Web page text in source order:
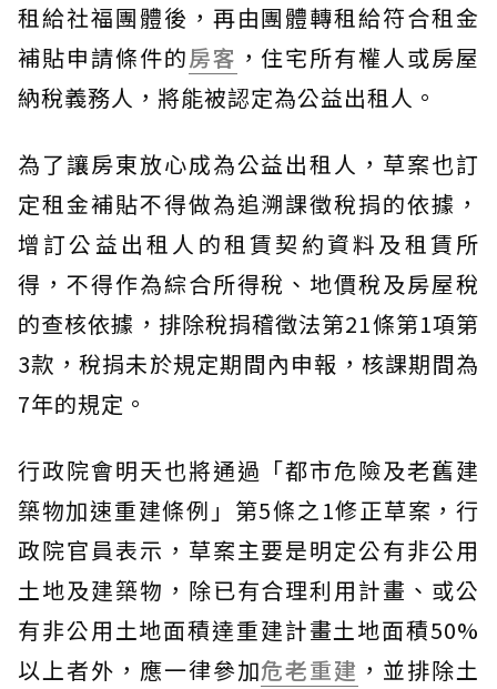
租給社福團體後，再由團體轉租給符合租金
補貼申請條件的房客 ，住宅所有權人或房屋
納稅義務人，將能被認定為公益出租人。
為了讓房東放心成為公益出租人，草案也訂
定租金補貼不得做為追溯課徵稅捐的依據，
增訂公益出租人的租賃契約資料及租賃所
得，不得作為綜合所得稅、地價稅及房屋稅
的查核依據，排除稅捐稽徵法第21條第1項第
3款，稅捐未於規定期間內申報，核課期間為
7年的規定。
行政院會明天也將通過「都市危險及老舊建
築物加速重建條例」第5條之1修正草案，行
政院官員表示，草案主要是明定公有非公用
土地及建築物，除已有合理利用計畫、或公
有非公用土地面積達重建計畫土地面積50%
以上者外，應一律參加危老重建 ，並排除土